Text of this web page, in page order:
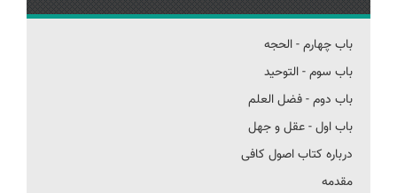
باب چهارم - الحجه
باب سوم - التوحید
باب دوم - فضل العلم
باب اول - عقل و جهل
درباره کتاب اصول کافی
مقدمه